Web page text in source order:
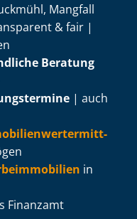
Mangfall
& fair |
Beratung
| auch
in
Finanzamt